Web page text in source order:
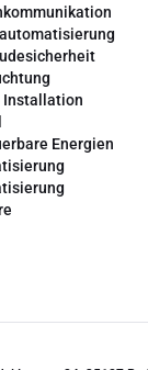
Installation
Energien